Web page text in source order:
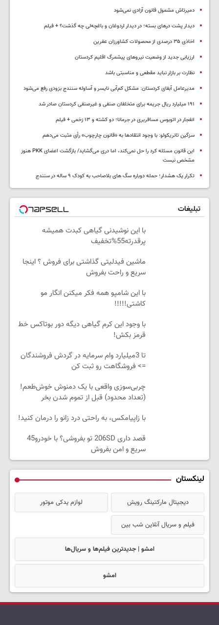
دمیرتاش مشمول قانون آزادی نمی‌شود
دیدار پشت درهای بسته؛ در دیدار اردوغان و باغچه‌لی چه گذشت؟ + فیلم
اخاذی ۳۵ درصدی از محصولات کشاورزان عفرین
ارزیابی جدید از وضعیت نیروهای پیشمرگ اقلیم کردستان
نظارت بر بازار نباید مقطعی و مناسبتی باشد
مدیرعامل آبفای کردستان: مشکل کم‌آبی نایسر و آساوله سنندج بزودی رفع می‌شود
۱۹۱ میلیارد ریال جریمه برای متخلفان صنفی و غیرصنفی کردستان صادر شد
انفجار در اتوبوس مسافربری در جرمانا؛ دو کشته و ۱۳ زخمی + فیلم
سزگین تانریکولو: با وجود انتقادها به «قانون چارچوب» رأی مثبت می‌دهم
این قانون مسئله کرد را حل نمی‌کند، اما دری می‌گشاید/ بازگشت اعضای PKK هنوز
مشخص نیست
تکرار یک هشدار؛ حمله دوباره سگ های بلاصاحب به کودک ۹ ساله در سنندج
تبلیغات
با این نوشیدنی گیاهی کبدت همیشه
پرقدرته55%تخفیف
ماشین فیدلیتی گذاشتی برای فروش ؟ اینجا
سریع و راحت بفروش
با این شامپو همه فکر میکنن انگار مو
کاشتی!!!!!
با وجود این کرم گیاهی دیگه دور بوتاکس خط
قرمز بکش!
تا 3میلیارد وام سرمایه در گردش فروشندگان
=> فروشگاهت رو ثبت کن
چربی‌سوزی واقعی با یک دمنوش خوش‌طعم!
(تعداد محدود) قبل از تموم شدن بخر
با زاپیامکس، به راحتی درد زانو را درمان کنید!
قصد داری 206SD تو بفروشی؟ با خودرو45
سریع و امن بفروش
لینکستان
دیجیتال مارکتینگ رویش لوازم یدکی موتور
فیلم و سریال آنلاین شب بین
امشو | جدیدترین فیلم‌ها و سریال‌ها
امشو